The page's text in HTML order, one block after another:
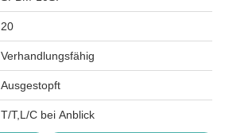
20
Verhandlungsfähig
Ausgestopft
T/T,L/C bei Anblick